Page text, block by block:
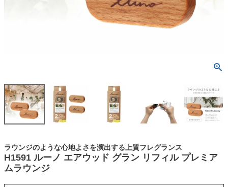
ラウンジのような心地よさを演出する上質フレグランス
H1591 ルーノ エアウッド グラン リフィル プレミア
ムラウンジ